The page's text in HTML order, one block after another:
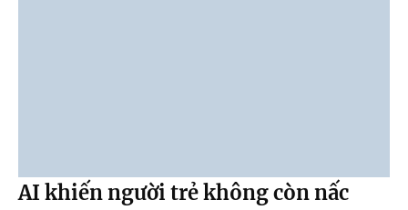
AI khiến người trẻ không còn nấc